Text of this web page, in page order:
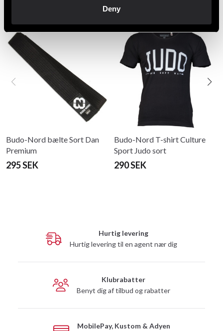
Deny
Anbefalede produkter
Budo-Nord bælte Sort Dan
Premium
295 SEK
Budo-Nord T-shirt Culture
Sport Judo sort
290 SEK
Hurtig levering
Hurtig levering til en agent nær dig
Klubrabatter
Benyt dig af tilbud og rabatter
MobilePay, Kustom & Adyen